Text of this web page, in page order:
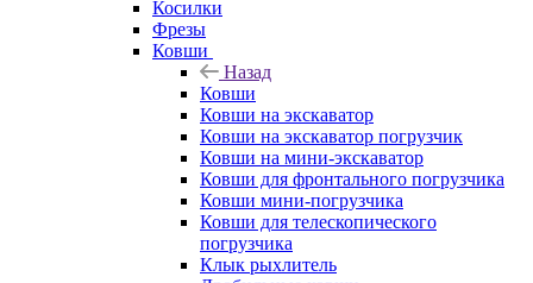
Косилки
Фрезы
Ковши
Назад
Ковши
Ковши на экскаватор
Ковши на экскаватор погрузчик
Ковши на мини-экскаватор
Ковши для фронтального погрузчика
Ковши мини-погрузчика
Ковши для телескопического
погрузчика
Клык рыхлитель